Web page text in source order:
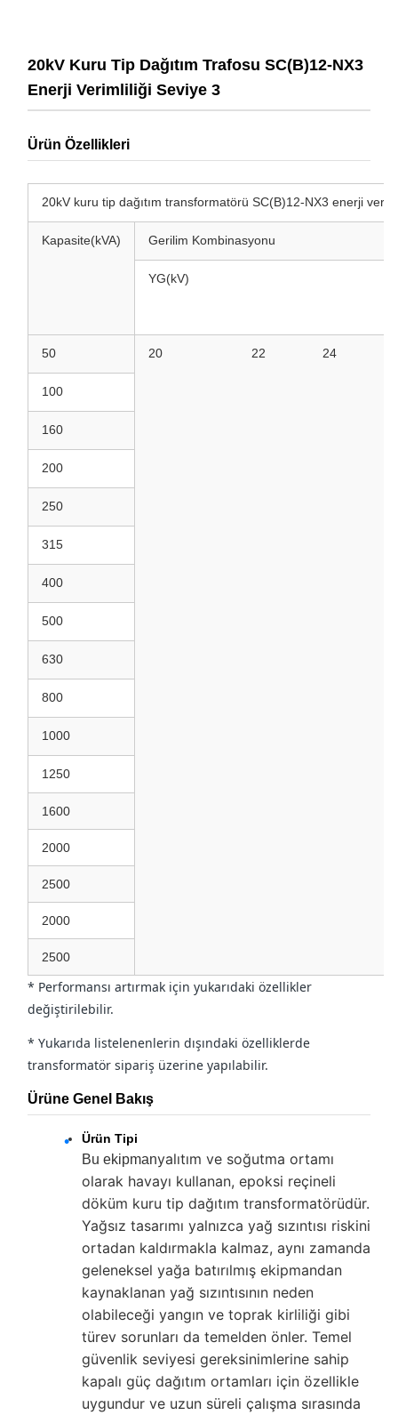
20kV Kuru Tip Dağıtım Trafosu SC(B)12-NX3
Enerji Verimliliği Seviye 3
Ürün Özellikleri
20kV kuru tip dağıtım transformatörü SC(B)12-NX3 enerji
Kapasite(kVA) Gerilim Kombinasyonu
YG(kV)
50 20 22 24
100
160
200
250
315
400
500
630
800
1000
1250
1600
2000
2500
2000
2500
* Performansı artırmak için yukarıdaki özellikler
değiştirilebilir.
* Yukarıda listelenenlerin dışındaki özelliklerde
transformatör sipariş üzerine yapılabilir.
Ürüne Genel Bakış
Ürün Tipi
Bu ekipmanyalıtım ve soğutma ortamı
olarak havayı kullanan, epoksi reçineli
döküm kuru tip dağıtım transformatörüdür.
Yağsız tasarımı yalnızca yağ sızıntısı riskini
ortadan kaldırmakla kalmaz, aynı zamanda
geleneksel yağa batırılmış ekipmandan
kaynaklanan yağ sızıntısının neden
olabileceği yangın ve toprak kirliliği gibi
türev sorunları da temelden önler. Temel
güvenlik seviyesi gereksinimlerine sahip
kapalı güç dağıtım ortamları için özellikle
uygundur ve uzun süreli çalışma sırasında